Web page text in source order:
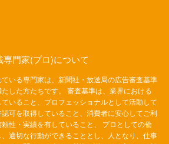
専門家(プロ)について
いる専門家は、新聞社・放送局の広告審査基準
した方たちです。 審査基準は、業界における
いること、プロフェッショナルとして活動して
可を取得していること、消費者に安心してご利
性・実績を有していること、 プロとしての倫
適切な行動ができることとし、人となり、仕事